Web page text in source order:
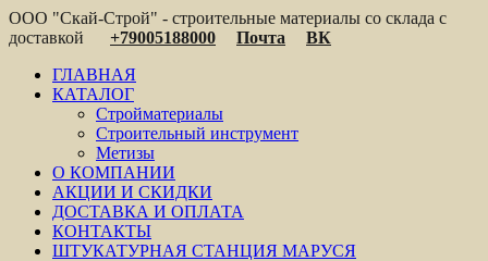
ООО "Скай-Строй" - строительные материалы со склада с
доставкой
+79005188000 Почта
ВК
ГЛАВНАЯ
КАТАЛОГ
Стройматериалы
Строительный инструмент
Метизы
О КОМПАНИИ
АКЦИИ И СКИДКИ
ДОСТАВКА И ОПЛАТА
КОНТАКТЫ
ШТУКАТУРНАЯ СТАНЦИЯ МАРУСЯ